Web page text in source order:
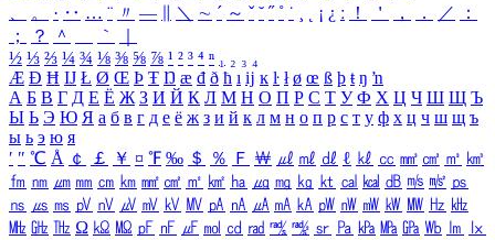
、
。 · ‥ … ¨ 〃 ― ＼ ∼ ´ ～ ˇ ˘ ˝ ˚ ˙ ¸ ¡ ¿ ː ！ ＇ ， ． ／
：
；
？ ＾ ｀
½ ⅓ ⅔ ¼ ¾ ⅛ ⅜ ⅝ ⅞ ¹ ² ³ ⁴ ⁿ ₁ ₂ ₃ ₄
Æ Ð Ħ Ĳ Ł Ø Œ Þ Ŧ Ŋ æ đ ð ħ ı ĳ ĸ ŀ ł ø œ ß þ ŧ ŋ ŉ
А Б В Г Д Е Ё Ж З И Й К Л М Н О П Р С Т У Ф Х Ц Ч Ш Щ Ъ
Ы Ь Э Ю Я а б в г д е ё ж з и й к л м н о п р с т у ф х ц ч ш щ ъ
ы ь э ю я
′ ″ ℃ Å ￠ ￡ ￥ ¤ ℉ ‰ ＄ ％ Ｆ ￦ ㎕ ㎖ ㎗ ℓ ㎘ ㏄ ㎣ ㎤ ㎥ ㎦
㎙ ㎚ ㎛ ㎜ ㎝ ㎞ ㎟ ㎠ ㎡ ㎢ ㏊ ㎍ ㎎ ㎏ ㏏ ㎈ ㎉ ㏈ ㎧ ㎨ ㎰
㎱ ㎲ ㎳ ㎴ ㎵ ㎶ ㎷ ㎸ ㎹ ㎀ ㎁ ㎂ ㎃ ㎄ ㎺ ㎻ ㎽ ㎾ ㎿ ㎐ ㎑
㎒ ㎓ ㎔ Ω ㏀ ㏁ ㎊ ㎋ ㎌ ㏖ ㏅ ㎭ ㎮ ㎯ ㏛ ㎩ ㎪ ㎫ ㎬ ㏝ ㏐
㏓